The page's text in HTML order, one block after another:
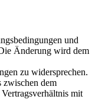
und
Änderung wird dem
zu widersprechen.
zwischen dem
mit